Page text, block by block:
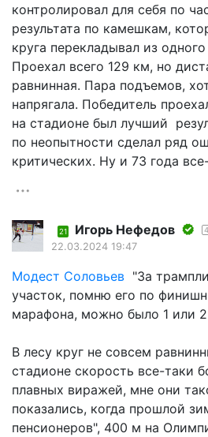
контролировал для себя по
результата по камешкам,
круга перекладывал из
Проехал всего 129 км, но
равнинная. Пара подъемов,
напрягала. Победитель
на стадионе был лучший
по неопытности сделал ряд
критических. Ну и 73 года
21 Игорь Нефедов
22.03.2024 19:47
Модест Соловьев "За
участок, помню его по
марафона, можно было 1 или 2
В лесу круг не совсем
стадионе скорость все-таки
плавных виражей, мне они
показались, когда прошлой
пенсионеров", 400 м на